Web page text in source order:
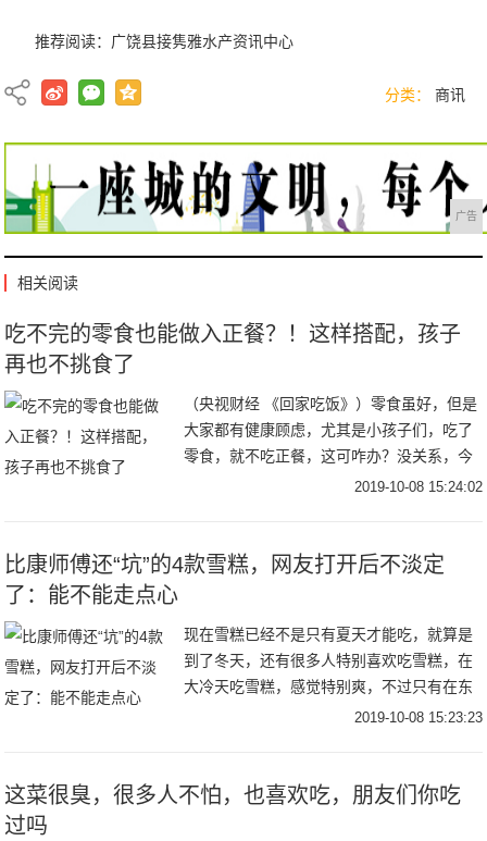
推荐阅读： 广饶县接隽雅水产资讯中心
分类： 商讯
广告
相关阅读
吃不完的零食也能做入正餐？！这样搭配，孩子
再也不挑食了
（央视财经 《回家吃饭》）零食虽好，但是
大家都有健康顾虑，尤其是小孩子们，吃了
零食，就不吃正餐，这可咋办？没关系，今
天来的二位，让零食也能入正餐~厨房达人徐
2019-10-08 15:24:02
比康师傅还“坑”的4款雪糕，网友打开后不淡定
了：能不能走点心
现在雪糕已经不是只有夏天才能吃，就算是
到了冬天，还有很多人特别喜欢吃雪糕，在
大冷天吃雪糕，感觉特别爽，不过只有在东
北那边才比较受欢迎，只能说东北人实在是
2019-10-08 15:23:23
这菜很臭，很多人不怕，也喜欢吃，朋友们你吃
过吗